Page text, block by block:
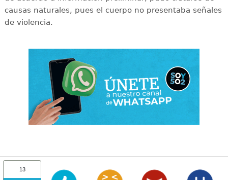
causas naturales, pues el cuerpo no presentaba señales
de violencia.
13